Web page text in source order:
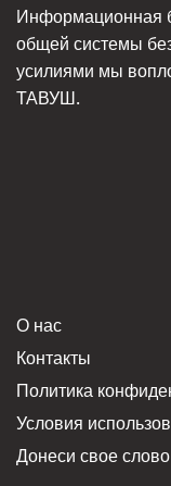
Информационная
общей системы
усилиями мы
ТАВУШ.
О нас
Контакты
Политика
Условия
Донеси свое